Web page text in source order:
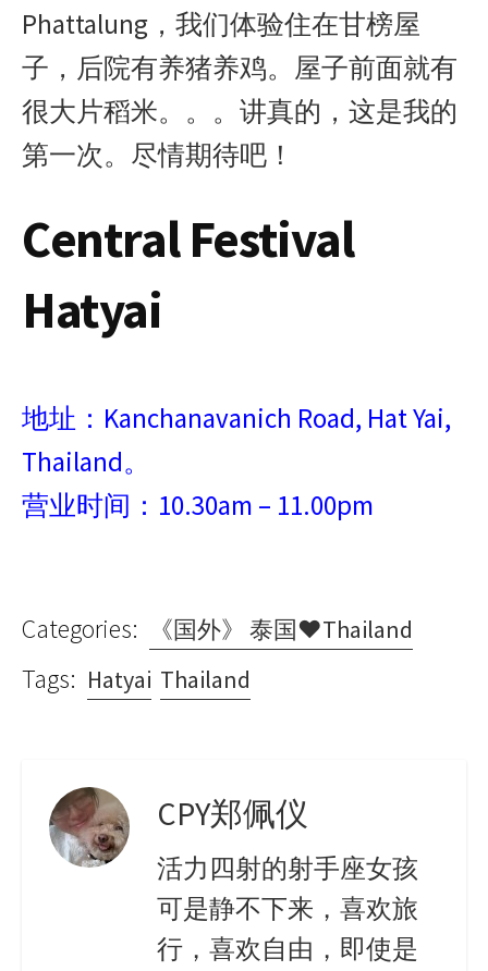
Phattalung，我们体验住在甘榜屋
子，后院有养猪养鸡。屋子前面就有
很大片稻米。。。讲真的，这是我的
第一次。尽情期待吧！
Central Festival
Hatyai
地址： Kanchanavanich Road, Hat Yai,
Thailand。
营业时间：10.30am – 11.00pm
Categories: 《国外》 泰国♥Thailand
Tags: Hatyai Thailand
CPY郑佩仪
活力四射的射手座女孩
可是静不下来，喜欢旅
行，喜欢自由，即使是